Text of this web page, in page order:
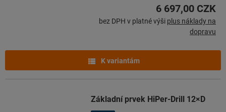
6 697,00 CZK
bez DPH v platné výši plus náklady na
dopravu
K variantám
Základní prvek HiPer-Drill 12×D